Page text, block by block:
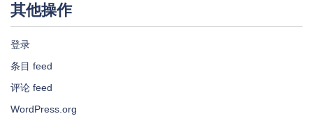
其他操作
登录
条目 feed
评论 feed
WordPress.org